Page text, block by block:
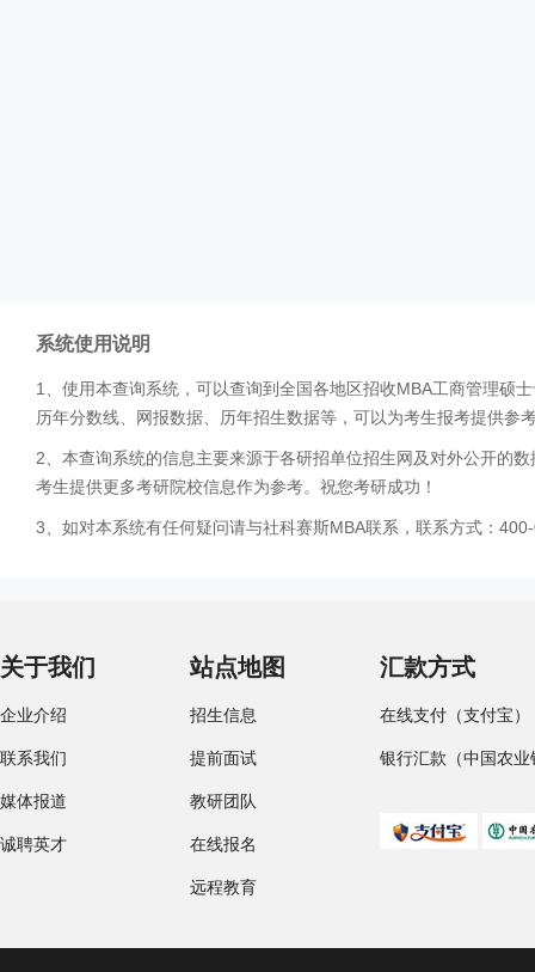
系统使用说明
1、使用本查询系统，可以查询到全国各地区招收MBA工商管理硕
历年分数线、网报数据、历年招生数据等，可以为考生报考提供参
2、本查询系统的信息主要来源于各研招单位招生网及对外公开的
考生提供更多考研院校信息作为参考。祝您考研成功！
3、如对本系统有任何疑问请与社科赛斯MBA联系，联系方式：
关于我们
企业介绍
联系我们
媒体报道
诚聘英才
站点地图
招生信息
提前面试
教研团队
在线报名
远程教育
汇款方式
在线支付（支付宝）
银行汇款（中国农业